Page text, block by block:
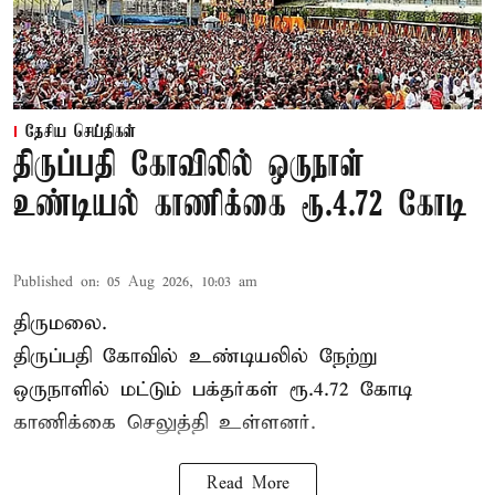
தேசிய செய்திகள்
திருப்பதி கோவிலில் ஒருநாள்
உண்டியல் காணிக்கை ரூ.4.72 கோடி
Published on: 05 Aug 2026, 10:03 am
திருமலை.
திருப்பதி கோவில் உண்டியலில் நேற்று
ஒருநாளில் மட்டும் பக்தர்கள் ரூ.4.72 கோடி
காணிக்கை செலுத்தி உள்ளனர்.
Read More